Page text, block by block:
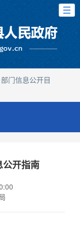
部门信息公开目
公开指南